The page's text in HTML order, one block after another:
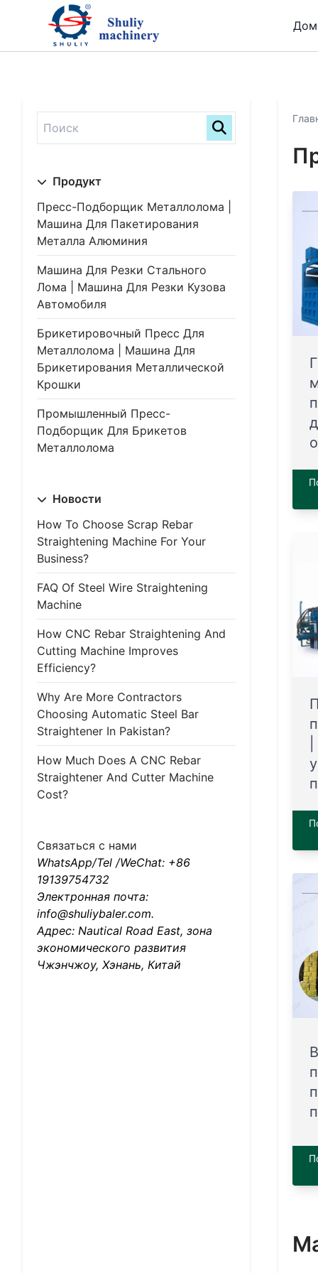
Дом
Продукт
Пресс-Подборщик Металлолома |
Машина Для Пакетирования
Металла Алюминия
Машина Для Резки Стального
Лома | Машина Для Резки Кузова
Автомобиля
Брикетировочный Пресс Для
Металлолома | Машина Для
Брикетирования Металлической
Крошки
Промышленный Пресс-
Подборщик Для Брикетов
Металлолома
Новости
How To Choose Scrap Rebar
Straightening Machine For Your
Business?
FAQ Of Steel Wire Straightening
Machine
How CNC Rebar Straightening And
Cutting Machine Improves
Efficiency?
Why Are More Contractors
Choosing Automatic Steel Bar
Straightener In Pakistan?
How Much Does A CNC Rebar
Straightener And Cutter Machine
Cost?
Связаться с нами
WhatsApp/Tel /WeChat: +86
19139754732
Электронная почта:
info@shuliybaler.com.
Адрес: Nautical Road East, зона
экономического развития
Чжэнчжоу, Хэнань, Китай